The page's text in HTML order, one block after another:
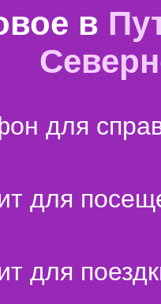
в
для
для
для